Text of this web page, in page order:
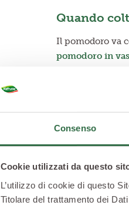
Consenso
Cookie utilizzati da questo
L’utilizzo di cookie di questo
Titolare del trattamento dei
Quando
Il pomodoro va
pomodoro in
I pomodori